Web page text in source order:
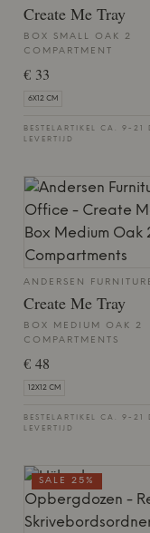
Create Me Tray
BOX SMALL OAK 2
COMPARTMENT
€ 33
6X12 CM
BESTELARTIKEL CA. 9-21
LEVERTIJD
ANDERSEN
Create Me Tray
BOX MEDIUM OAK 2
COMPARTMENTS
€ 48
12X12 CM
BESTELARTIKEL CA. 9-21
LEVERTIJD
SALE 25%